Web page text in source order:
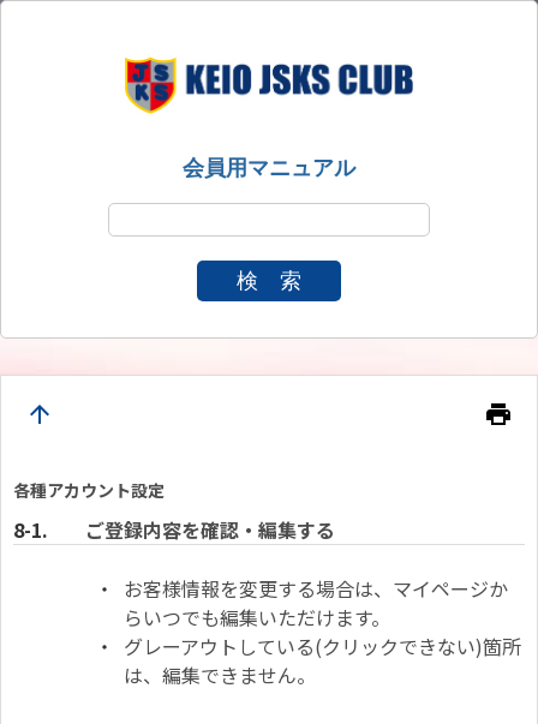
会員用マニュアル
検 索
arrow_upward print
各種アカウント設定
ご登録内容を確認・編集する
お客様情報を変更する場合は、マイページか
らいつでも編集いただけます。
グレーアウトしている(クリックできない)箇所
は、編集できません。